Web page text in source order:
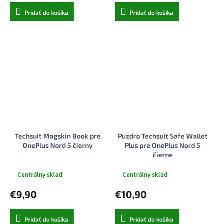
Pridať do košíka Pridať do košíka
Techsuit Magskin Book pre
OnePlus Nord 5 čierny
Centrálny sklad
€9,90
Pridať do košíka
Puzdro Techsuit Safe Wallet
Plus pre OnePlus Nord 5
čierne
Centrálny sklad
€10,90
Pridať do košíka